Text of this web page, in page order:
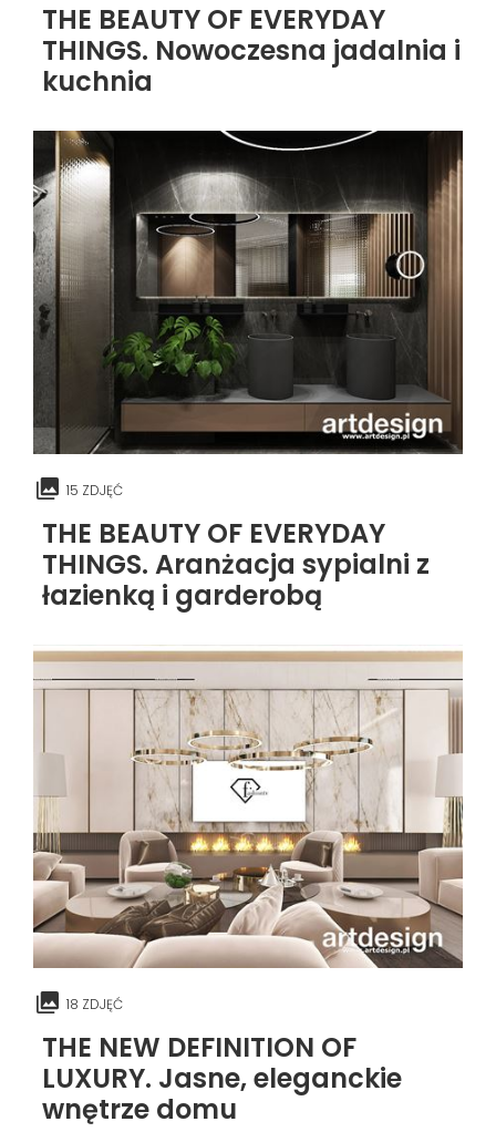
THE BEAUTY OF EVERYDAY
THINGS. Nowoczesna jadalnia i
kuchnia
15 ZDJĘĆ
THE BEAUTY OF EVERYDAY
THINGS. Aranżacja sypialni z
łazienką i garderobą
18 ZDJĘĆ
THE NEW DEFINITION OF
LUXURY. Jasne, eleganckie
wnętrze domu